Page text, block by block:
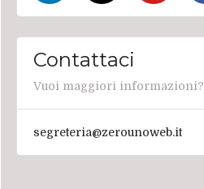
Contattaci
Vuoi maggiori informazioni?
segreteria@zerounoweb.it